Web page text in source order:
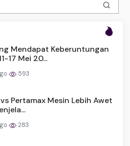
Mendapat Keberuntungan
17 Mei 20...
593
Pertamax Mesin Lebih Awet
283